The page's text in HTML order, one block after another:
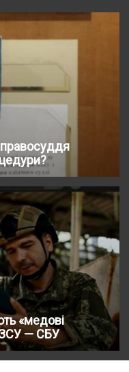
правосуддя
«медові
ЗСУ — СБУ